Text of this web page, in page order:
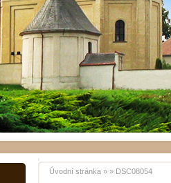
Úvodní stránka » » DSC08054